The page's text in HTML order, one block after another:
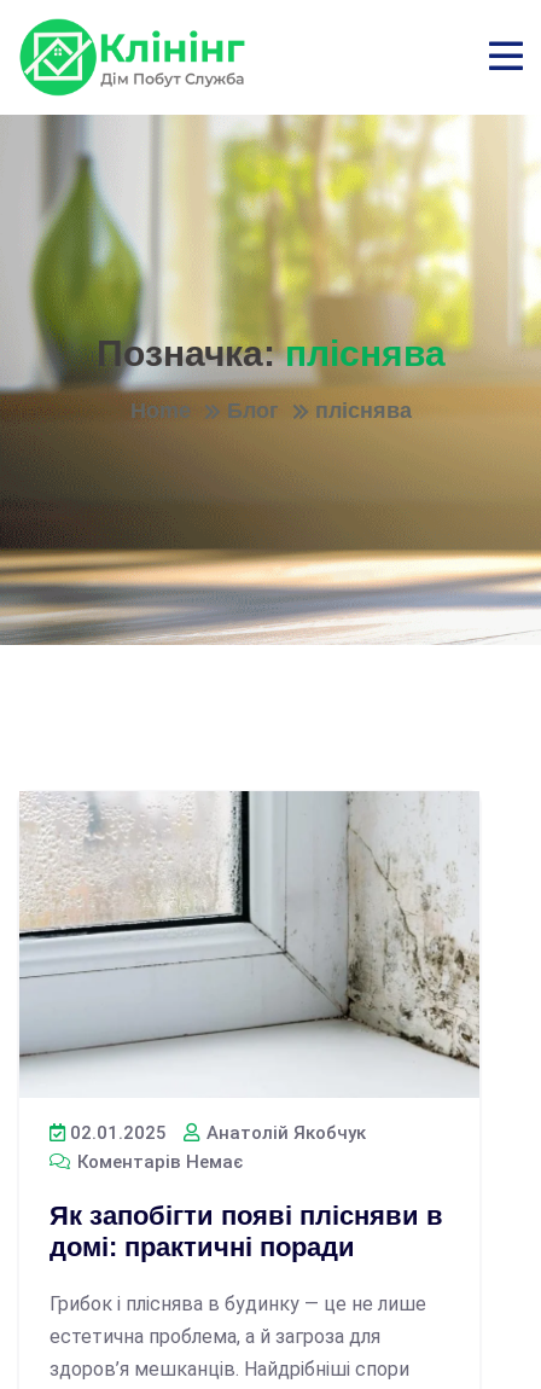
Позначка:пліснява
Home Блог пліснява
02.01.2025
Анатолій Якобчук
Коментарів Немає
Як запобігти появі плісняви в
домі: практичні поради
Грибок і пліснява в будинку — це не лише
естетична проблема, а й загроза для
здоров’я мешканців. Найдрібніші спори